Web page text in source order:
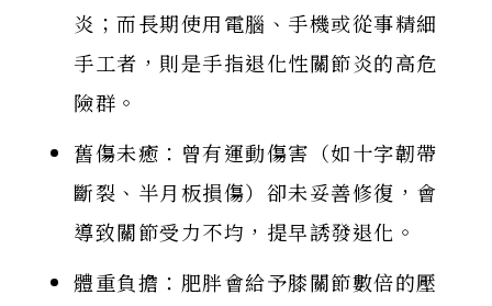
炎；而長期使用電腦、手機或從事精細
手工者，則是手指退化性關節炎的高危
險群。
舊傷未癒：曾有運動傷害（如十字韌帶
斷裂、半月板損傷）卻未妥善修復，會
導致關節受力不均，提早誘發退化。
體重負擔：肥胖會給予膝關節數倍的壓